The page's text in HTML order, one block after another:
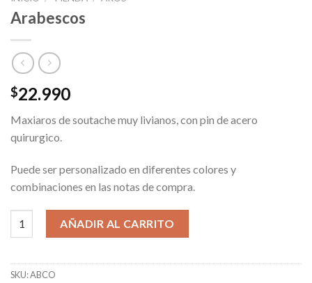
Arabescos
$22.990
Maxiaros de soutache muy livianos, con pin de acero
quirurgico.
Puede ser personalizado en diferentes colores y
combinaciones en las notas de compra.
Arabescos cantidadAÑADIR AL CARRITO
SKU:ABCO